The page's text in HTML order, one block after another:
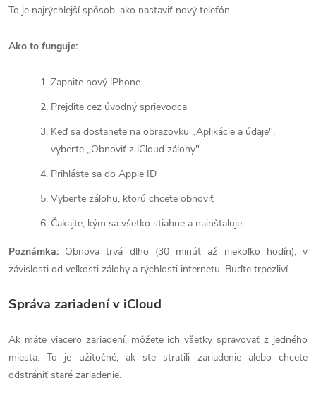
To je najrýchlejší spôsob, ako nastaviť nový telefón.
Ako to funguje:
Zapnite nový iPhone
Prejdite cez úvodný sprievodca
Keď sa dostanete na obrazovku „Aplikácie a údaje",
vyberte „Obnoviť z iCloud zálohy"
Prihláste sa do Apple ID
Vyberte zálohu, ktorú chcete obnoviť
Čakajte, kým sa všetko stiahne a nainštaluje
Poznámka: Obnova trvá dlho (30 minút až niekoľko hodín), v
závislosti od veľkosti zálohy a rýchlosti internetu. Buďte trpezliví.
Správa zariadení v iCloud
Ak máte viacero zariadení, môžete ich všetky spravovať z jedného
miesta. To je užitočné, ak ste stratili zariadenie alebo chcete
odstrániť staré zariadenie.